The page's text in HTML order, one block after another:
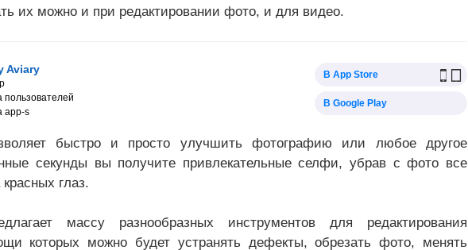
их можно и при редактировании фото, и для видео.
Aviary
пользователей
app-s
В App Store
В Google Play
быстро и просто улучшить фотографию или любое другое
секунды вы получите привлекательные селфи, убрав с фото все
глаз.
массу разнообразных инструментов для редактирования
которых можно будет устранять дефекты, обрезать фото, менять